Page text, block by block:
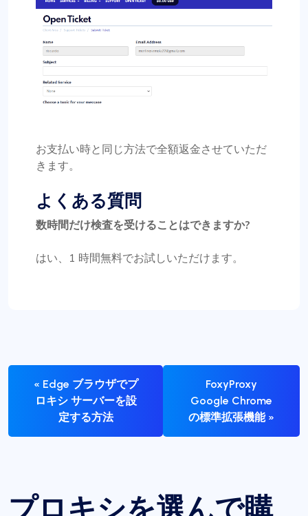
お支払い時と同じ方法で全額返金させていただ
きます。
よくある質問
数時間だけ検査を受けることはできますか?
はい、1 時間無料でお試しいただけます。
« Edge ブラウザでプ
ロキシ サーバーを設
定する方法
FoxyProxy
Google Chrome
の標準拡張機能 »
プロキシを選んで購